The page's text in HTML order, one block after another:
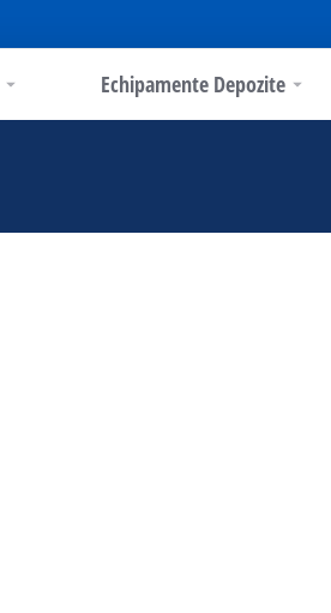
Echipamente Depozite